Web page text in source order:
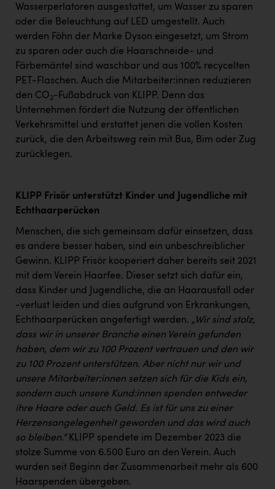
Wasserperlatoren ausgestattet, um Wasser zu sparen
oder die Beleuchtung auf LED umgestellt. Auch
werden Föhn der Marke Dyson eingesetzt, um Strom
zu sparen oder auch die Haarschneide- und
Färbemäntel sind waschbar und aus 100% recycelten
PET-Flaschen. Auch die Mitarbeiter:innen reduzieren
den CO2-Fußabdruck von KLIPP. Denn das
Unternehmen fördert die Nutzung der öffentlichen
Verkehrsmittel und erstattet jenen die vollen Kosten
zurück, die den Arbeitsweg rein mit Bus, Bim oder Zug
zurücklegen.
KLIPP Frisör unterstützt Kinder und Jugendliche mit
Echthaarperücken
Menschen, die sich gemeinsam dafür einsetzen, dass
es andere besser haben, sind ein unbeschreiblicher
Gewinn. KLIPP Frisör kooperiert daher bereits seit 2021
mit dem Verein Haarfee. Dieser setzt sich dafür ein,
dass Kinder und Jugendliche, die an Haarausfall oder
-verlust leiden und dies aufgrund von Erkrankungen,
Echthaarperücken angefertigt werden. „Wir sind stolz,
dass wir in unserer Branche einen Verein gefunden
haben, dem wir zu 100 Prozent vertrauen und den wir
zu 100 Prozent unterstützen. Aber nicht nur wir und
unsere Mitarbeiter:innen setzen sich für die Kids ein,
sondern auch unsere Kund:innen spenden entweder
ihre Haare oder auch Geld. Es ist für uns zu einer
Herzensangelegenheit geworden und das wird auch
so bleiben.“ KLIPP spendete im Dezember 2023 die
stolze Summe von 6.500 Euro an den Verein. Auch
wurden seit Beginn der Zusammenarbeit mehr als 600
Haarspenden übergeben.